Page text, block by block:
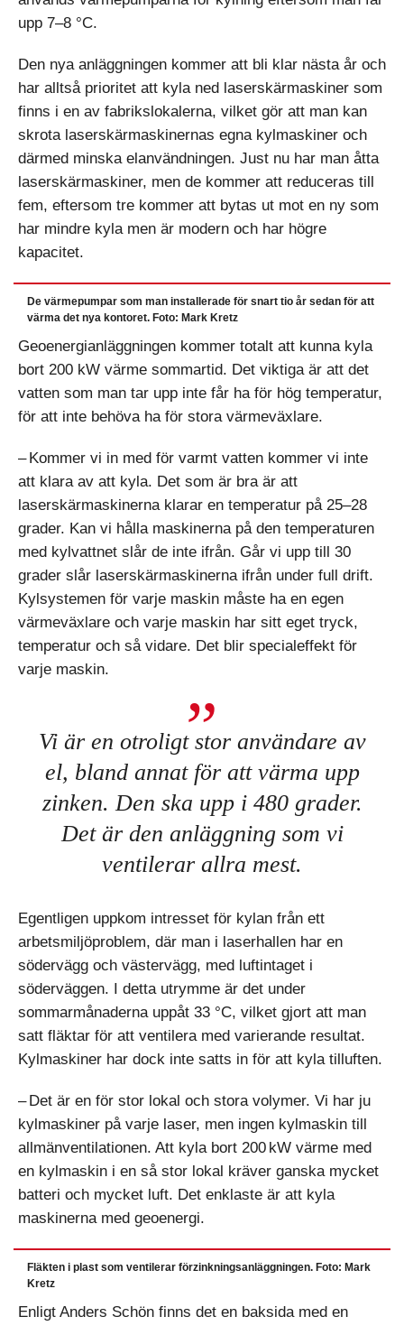
upp 7–8 °C.
Den nya anläggningen kommer att bli klar nästa år och
har alltså prioritet att kyla ned laserskärmaskiner som
finns i en av fabrikslokalerna, vilket gör att man kan
skrota laserskärmaskinernas egna kylmaskiner och
därmed minska elanvändningen. Just nu har man åtta
laserskärmaskiner, men de kommer att reduceras till
fem, eftersom tre kommer att bytas ut mot en ny som
har mindre kyla men är modern och har högre
kapacitet.
De värmepumpar som man installerade för snart tio år sedan för att
värma det nya kontoret. Foto: Mark Kretz
Geoenergianläggningen kommer totalt att kunna kyla
bort 200 kW värme sommartid. Det viktiga är att det
vatten som man tar upp inte får ha för hög temperatur,
för att inte behöva ha för stora värmeväxlare.
– Kommer vi in med för varmt vatten kommer vi inte
att klara av att kyla. Det som är bra är att
laserskärmaskinerna klarar en temperatur på 25–28
grader. Kan vi hålla maskinerna på den temperaturen
med kylvattnet slår de inte ifrån. Går vi upp till 30
grader slår laserskärmaskinerna ifrån under full drift.
Kylsystemen för varje maskin måste ha en egen
värmeväxlare och varje maskin har sitt eget tryck,
temperatur och så vidare. Det blir specialeffekt för
varje maskin.
Vi är en otroligt stor användare av
el, bland annat för att värma upp
zinken. Den ska upp i 480 grader.
Det är den anläggning som vi
ventilerar allra mest.
Egentligen uppkom intresset för kylan från ett
arbetsmiljöproblem, där man i laserhallen har en
södervägg och västervägg, med luftintaget i
söderväggen. I detta utrymme är det under
sommarmånaderna uppåt 33 °C, vilket gjort att man
satt fläktar för att ventilera med varierande resultat.
Kylmaskiner har dock inte satts in för att kyla tilluften.
– Det är en för stor lokal och stora volymer. Vi har ju
kylmaskiner på varje laser, men ingen kylmaskin till
allmänventilationen. Att kyla bort 200 kW värme med
en kylmaskin i en så stor lokal kräver ganska mycket
batteri och mycket luft. Det enklaste är att kyla
maskinerna med geoenergi.
Fläkten i plast som ventilerar förzinknings­anläggningen. Foto: Mark
Kretz
Enligt Anders Schön finns det en baksida med en